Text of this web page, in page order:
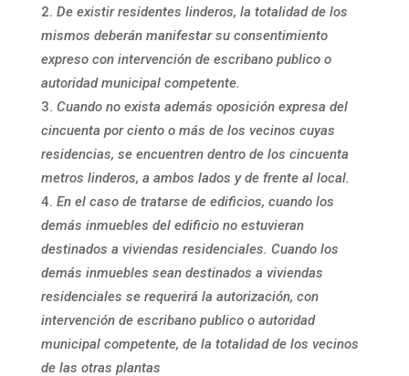
De existir residentes linderos, la totalidad de los
mismos deberán manifestar su consentimiento
expreso con intervención de escribano publico o
autoridad municipal competente.
Cuando no exista además oposición expresa del
cincuenta por ciento o más de los vecinos cuyas
residencias, se encuentren dentro de los cincuenta
metros linderos, a ambos lados y de frente al local.
En el caso de tratarse de edificios, cuando los
demás inmuebles del edificio no estuvieran
destinados a viviendas residenciales. Cuando los
demás inmuebles sean destinados a viviendas
residenciales se requerirá la autorización, con
intervención de escribano publico o autoridad
municipal competente, de la totalidad de los vecinos
de las otras plantas